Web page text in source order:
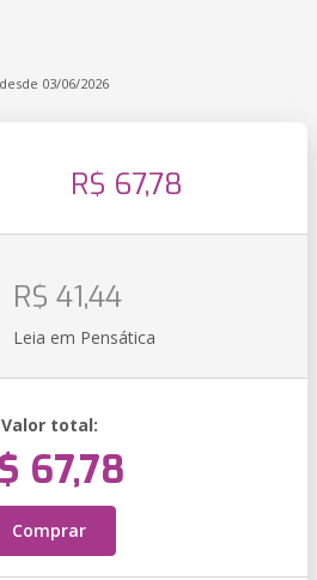
03/06/2026
R$ 67,78
R$ 41,44
Leia em Pensática
Valor total:
67,78
Comprar